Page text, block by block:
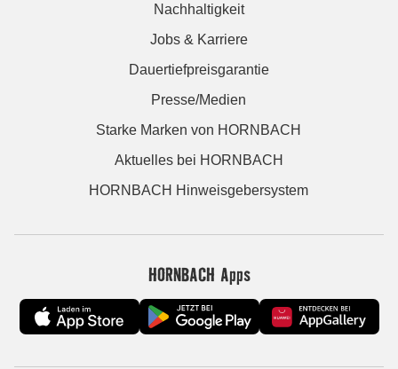
Nachhaltigkeit
Jobs & Karriere
Dauertiefpreisgarantie
Presse/Medien
Starke Marken von HORNBACH
Aktuelles bei HORNBACH
HORNBACH Hinweisgebersystem
HORNBACH Apps